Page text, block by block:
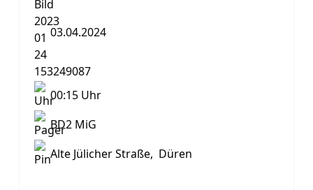
03.04.2024
00:15 Uhr
BD2 MiG
Alte Jülicher Straße, Düren